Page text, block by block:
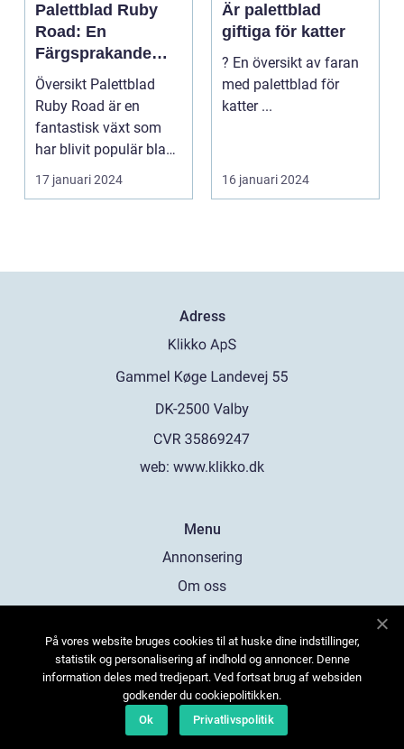
Palettblad Ruby
Road: En
Färgsprakande
Skapelse För
Trädgården
Översikt Palettblad
Ruby Road är en
fantastisk växt som
har blivit populär bland
trädgårdsentusiast...
17 januari 2024
Är palettblad
giftiga för katter
? En översikt av faran
med palettblad för
katter ...
16 januari 2024
Adress
web: www.klikko.dk
Menu
Annonsering
Om oss
Kontakta oss
Sitemap
På vores website bruges cookies til at huske dine indstillinger,
statistik og personalisering af indhold og annoncer. Denne
information deles med tredjepart. Ved fortsat brug af websiden
godkender du cookiepolitikken.
Ok
Privatlivspolitik